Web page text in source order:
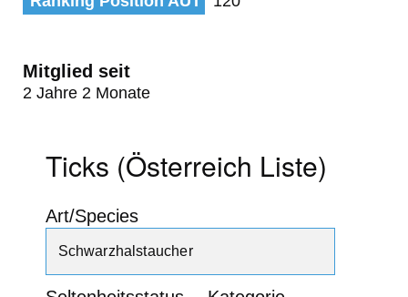
Mitglied seit
2 Jahre 2 Monate
Ticks (Österreich Liste)
Art/Species